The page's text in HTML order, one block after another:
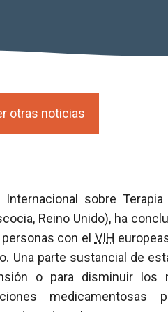
otras noticias
sobre Terapia
Reino Unido), ha
con el VIH
Una parte sustancial de
o para disminuir los
medicamentosas